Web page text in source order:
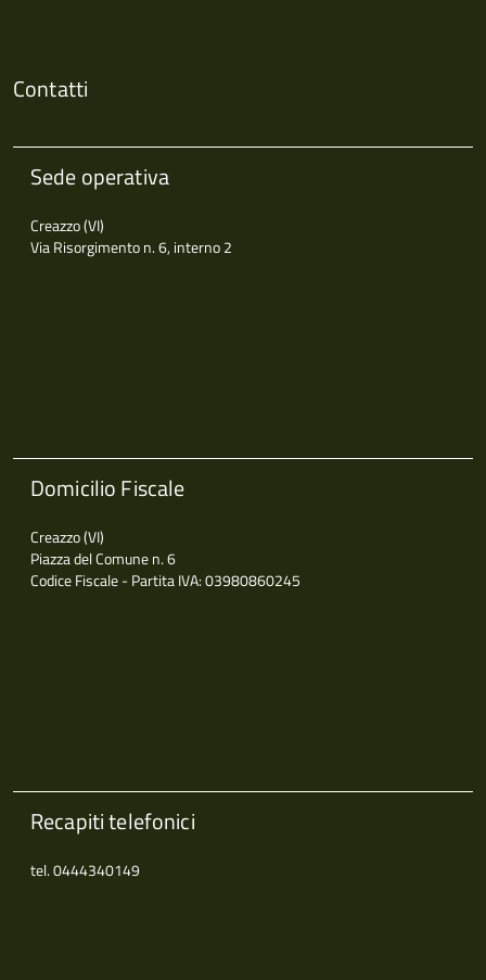
Contatti
Sede operativa
Creazzo (VI)
Via Risorgimento n. 6, interno 2
Domicilio Fiscale
Creazzo (VI)
Piazza del Comune n. 6
Codice Fiscale - Partita IVA: 03980860245
Recapiti telefonici
tel. 0444340149